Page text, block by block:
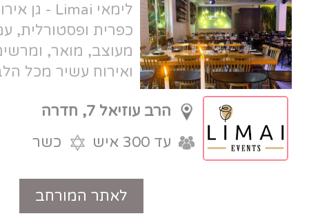
לימאי Limai - גן אירועים בוטיק באווירה
כפרית ופסטורלית, עם אולם טכנולוגי,
מעוצב, מואר, ומרשים. קולינריה מוקפדת
ואירוח עשיר מכל הלב, במתחם אירועים
מוש-לם.
הרב עוזיאל 7, חדרה
עד 300 איש
כשר
טלפון